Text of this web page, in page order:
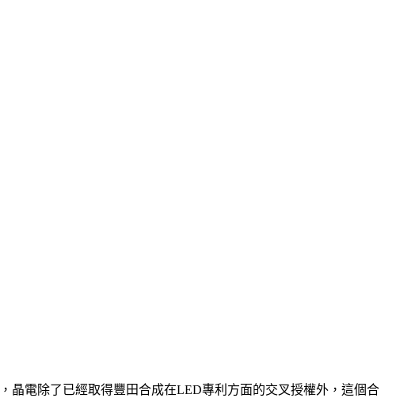
晶電除了已經取得豐田合成在LED專利方面的交叉授權外，這個合